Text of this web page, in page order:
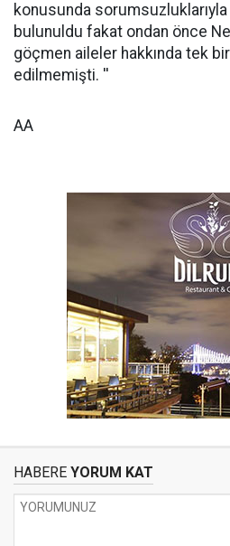
konusunda
bulunuldu fakat ondan önce
göçmen aileler hakkında tek
edilmemişti. ''
AA
HABERE YORUM KAT